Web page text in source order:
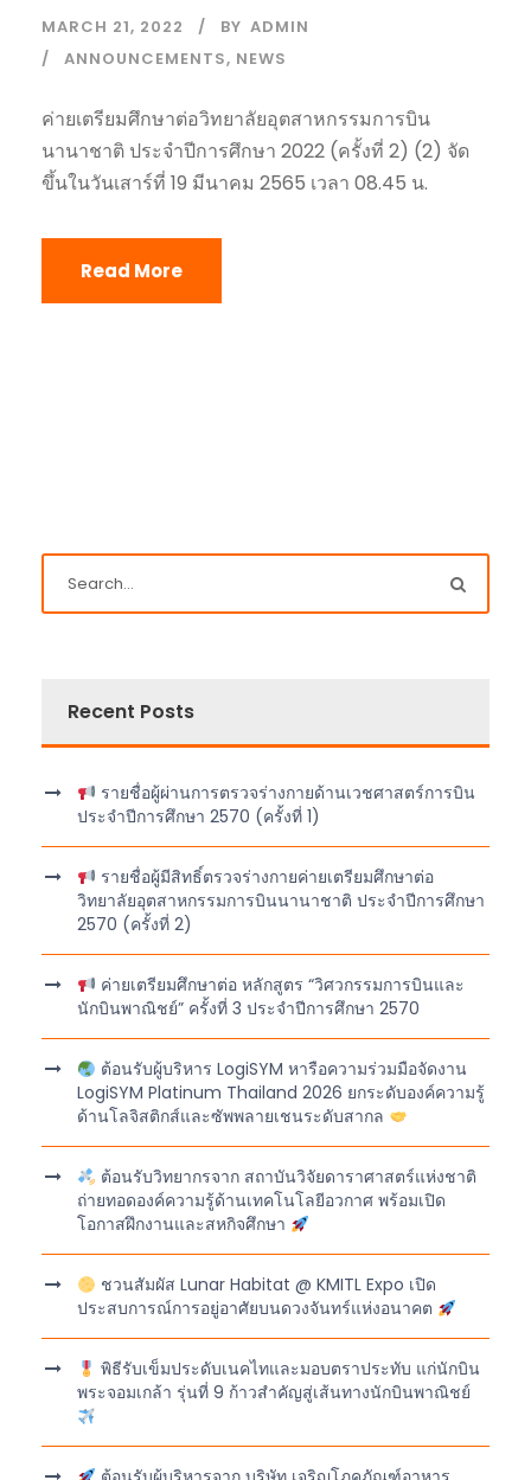
MARCH 21, 2022 BY ADMIN
ANNOUNCEMENTS, NEWS
ค่ายเตรียมศึกษาต่อวิทยาลัยอุตสาหกรรมการบิน
นานาชาติ ประจำปีการศึกษา 2022 (ครั้งที่ 2) (2) จัด
ขึ้นในวันเสาร์ที่ 19 มีนาคม 2565 เวลา 08.45 น.
Read More
Recent Posts
รายชื่อผู้ผ่านการตรวจร่างกายด้านเวชศาสตร์การบิน
ประจำปีการศึกษา 2570 (ครั้งที่ 1)
รายชื่อผู้มีสิทธิ์ตรวจร่างกายค่ายเตรียมศึกษาต่อ
วิทยาลัยอุตสาหกรรมการบินนานาชาติ ประจำปีการศึกษา
2570 (ครั้งที่ 2)
ค่ายเตรียมศึกษาต่อ หลักสูตร “วิศวกรรมการบินและ
นักบินพาณิชย์” ครั้งที่ 3 ประจำปีการศึกษา 2570
ต้อนรับผู้บริหาร LogiSYM หารือความร่วมมือจัดงาน
LogiSYM Platinum Thailand 2026 ยกระดับองค์ความรู้
ด้านโลจิสติกส์และซัพพลายเชนระดับสากล
ต้อนรับวิทยากรจาก สถาบันวิจัยดาราศาสตร์แห่งชาติ
ถ่ายทอดองค์ความรู้ด้านเทคโนโลยีอวกาศ พร้อมเปิด
โอกาสฝึกงานและสหกิจศึกษา
ชวนสัมผัส Lunar Habitat @ KMITL Expo เปิด
ประสบการณ์การอยู่อาศัยบนดวงจันทร์แห่งอนาคต
พิธีรับเข็มประดับเนคไทและมอบตราประทับ แก่นักบิน
พระจอมเกล้า รุ่นที่ 9 ก้าวสำคัญสู่เส้นทางนักบินพาณิชย์